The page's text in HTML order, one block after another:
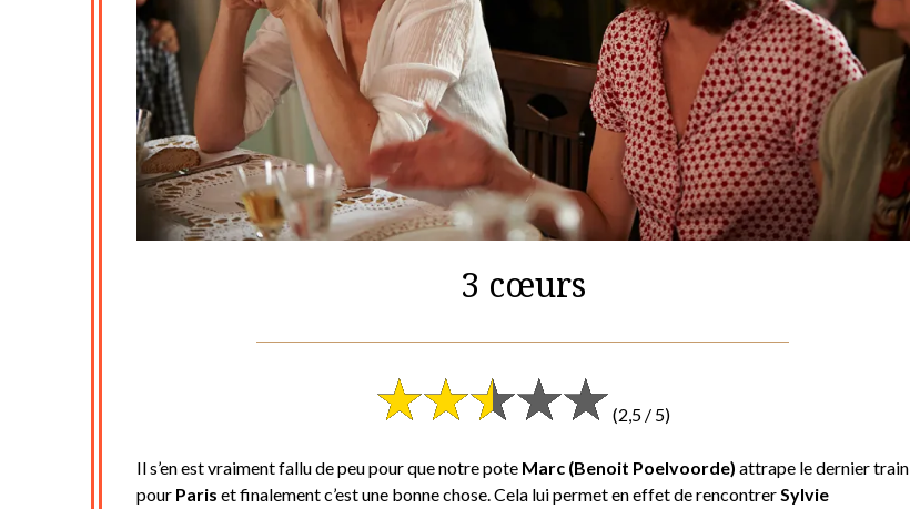
3 cœurs
on
8
2020
cine2909
(2,5 / 5)
Il s’en est vraiment fallu de peu pour que notre pote Marc (Benoit Poelvoorde) attrape le dernier train
pour Paris et finalement c’est une bonne chose. Cela lui permet en effet de rencontrerSylvie